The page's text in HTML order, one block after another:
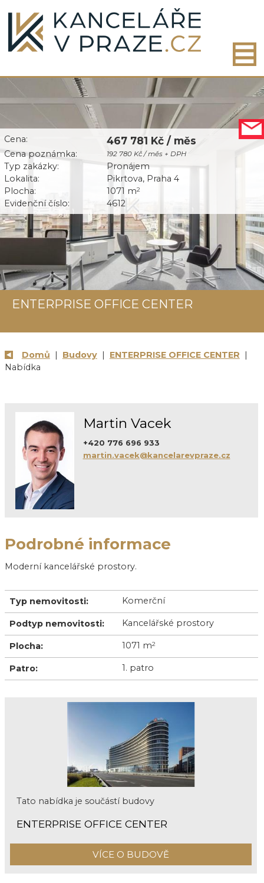
Cena: 467 781 Kč / měs
Cena poznámka: 192 780 Kč / měs + DPH
Typ zakázky:
Pronájem
Lokalita:
Pikrtova, Praha 4
Plocha:
1071 m2
Evidenční číslo: 4612
ENTERPRISE OFFICE CENTER
Domů | Budovy| ENTERPRISE OFFICE CENTER |
Nabídka
Martin Vacek
+420 776 696 933
martin.vacek@kancelarevpraze.cz
Podrobné informace
Moderní kancelářské prostory.
Typ nemovitosti: Komerční
Podtyp nemovitosti: Kancelářské prostory
Plocha: 1071 m2
Patro: 1. patro
Tato nabídka je součástí budovy
ENTERPRISE OFFICE CENTER
VÍCE O BUDOVĚ